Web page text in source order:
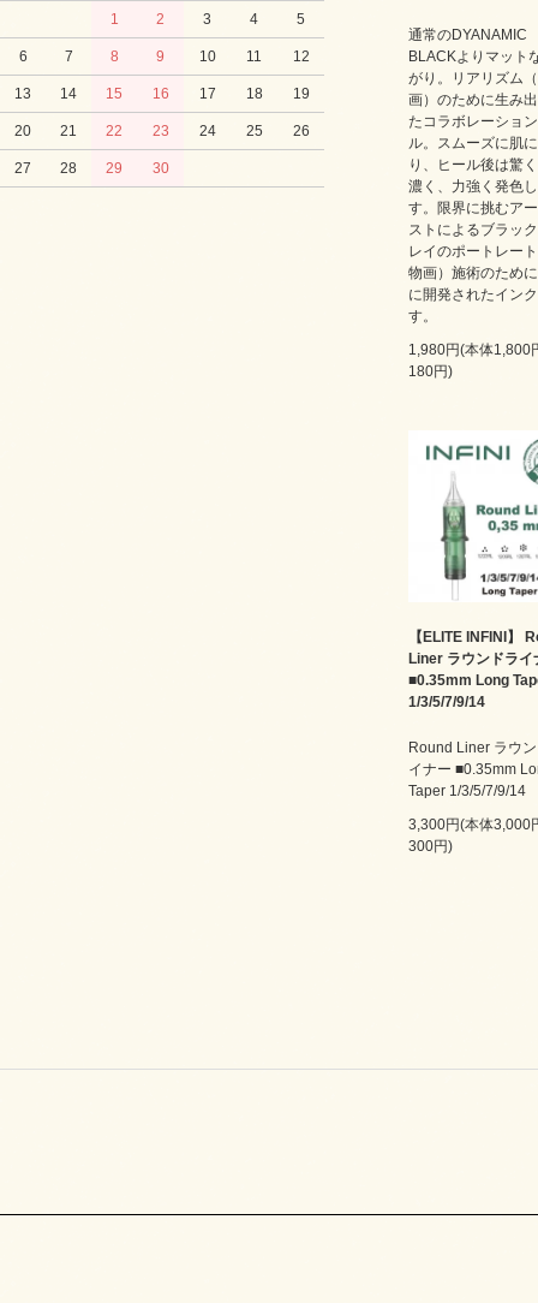
1 2 3 4 5
6 7 8 9 10 11 12
13 14 15 16 17 18 19
20 21 22 23 24 25 26
27 28 29 30
通常のDYANAMIC
BLACKよりマット
がり。リアリズム
画）のために生み
たコラボレーショ
ル。スムーズに肌
り、ヒール後は驚
濃く、力強く発色
す。限界に挑むア
ストによるブラッ
レイのポートレー
物画）施術のため
に開発されたイン
す。
1,980円(本体1,800
180円)
【ELITE INFINI】
Liner ラウンドライ
■0.35mm Long
1/3/5/7/9/14
Round Liner ラウ
イナー ■0.35mm
Taper 1/3/5/7/9/14
3,300円(本体3,000
300円)